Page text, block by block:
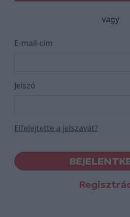
vagy
E-mail-cím
Jelszó
Elfelejtette a jelszavát?